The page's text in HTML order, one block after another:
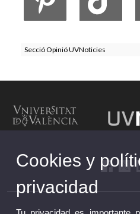
Secció Opinió UVNoticies
Cookies y
privacidad